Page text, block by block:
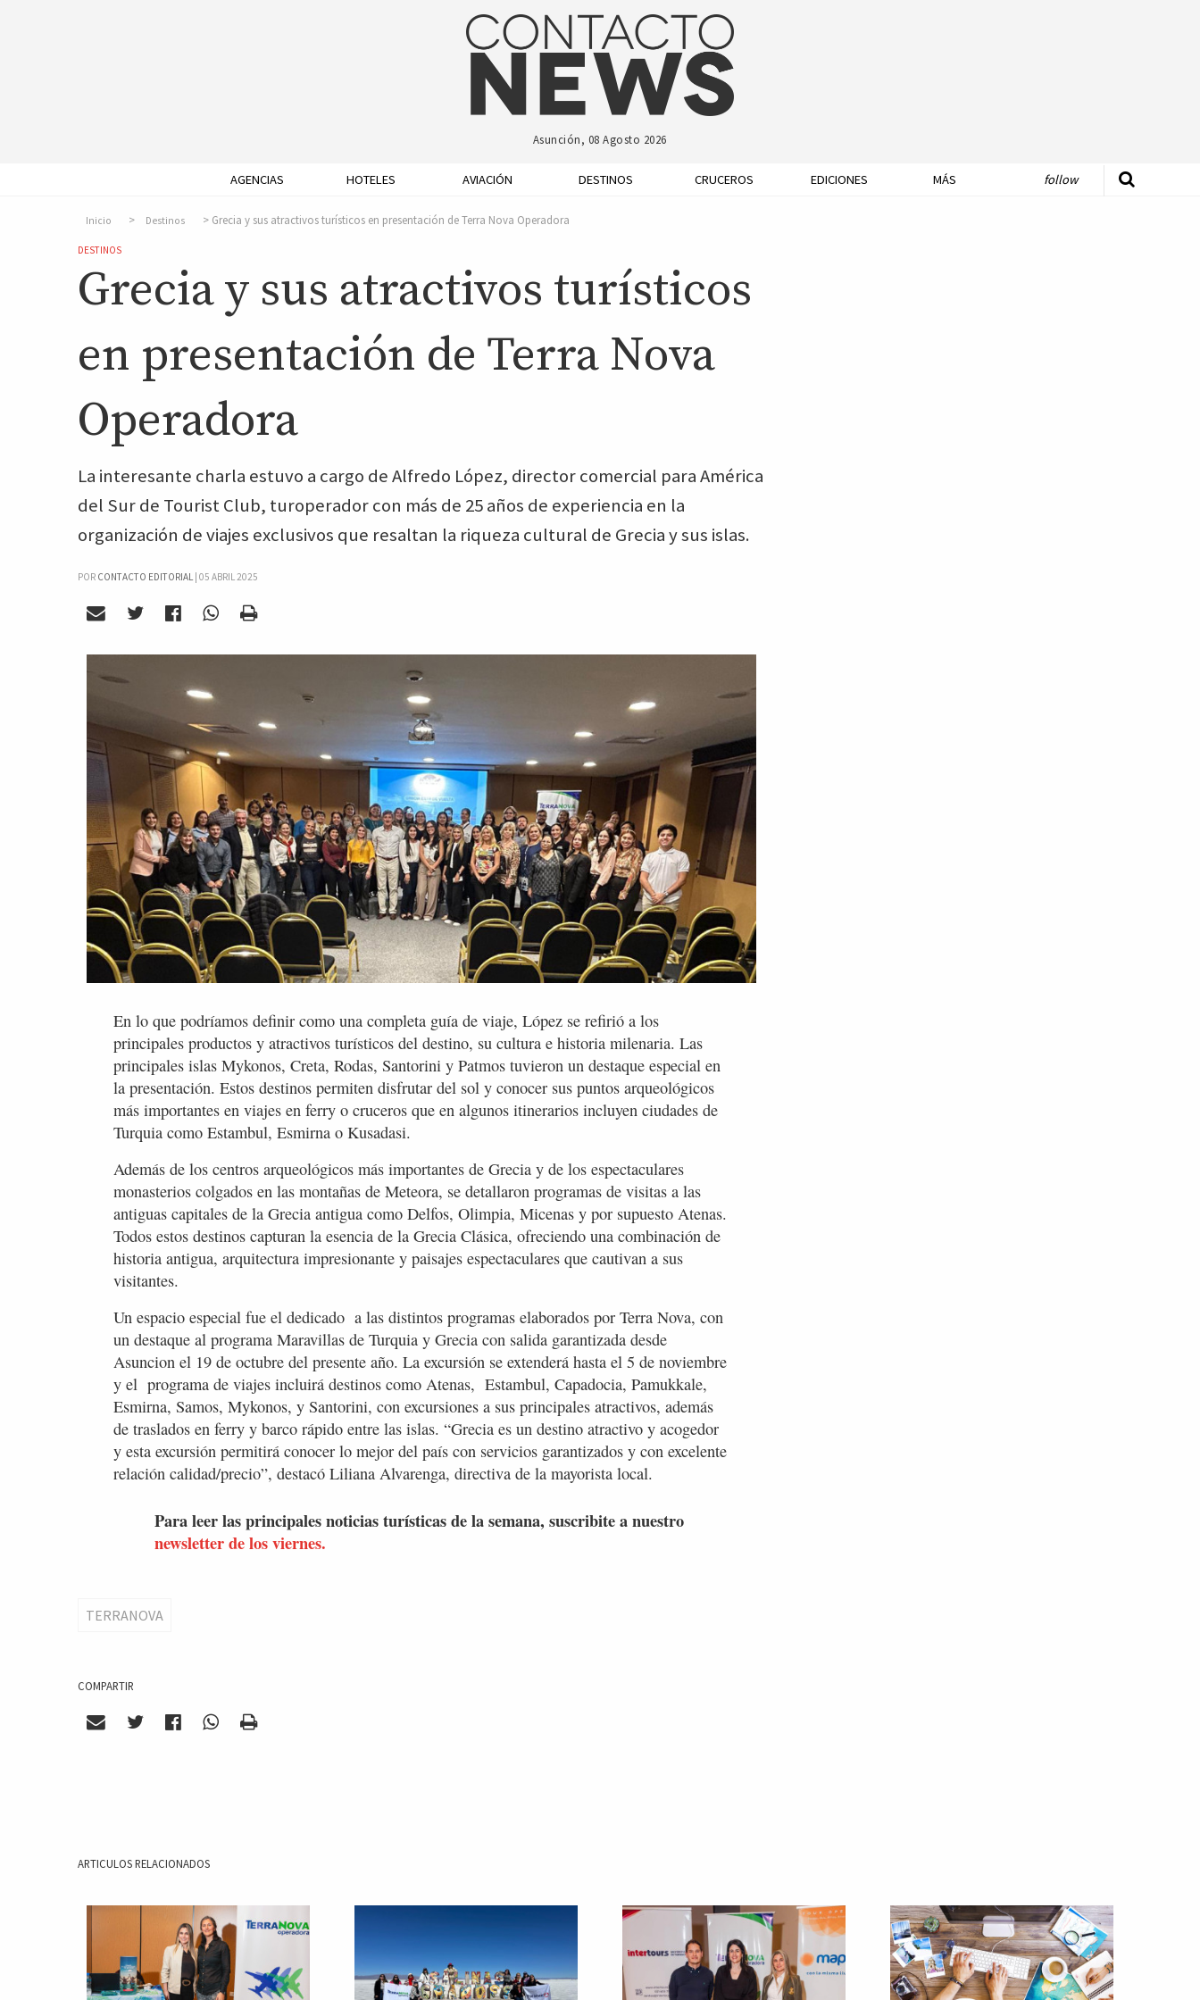
Asunción, 08 Agosto 2026
AGENCIAS HOTELES AVIACIÓN DESTINOS CRUCEROS EDICIONES MÁS follow
Inicio Destinos Grecia y sus atractivos turísticos en presentación de Terra Nova Operadora
DESTINOS
Grecia y sus atractivos turísticos
en presentación de Terra Nova
Operadora
La interesante charla estuvo a cargo de Alfredo López, director comercial para América
del Sur de Tourist Club, turoperador con más de 25 años de experiencia en la
organización de viajes exclusivos que resaltan la riqueza cultural de Grecia y sus islas.
POR CONTACTO EDITORIAL | 05 ABRIL 2025
En lo que podríamos definir como una completa guía de viaje, López se refirió a los
principales productos y atractivos turísticos del destino, su cultura e historia milenaria. Las
principales islas Mykonos, Creta, Rodas, Santorini y Patmos tuvieron un destaque especial en
la presentación. Estos destinos permiten disfrutar del sol y conocer sus puntos arqueológicos
más importantes en viajes en ferry o cruceros que en algunos itinerarios incluyen ciudades de
Turquia como Estambul, Esmirna o Kusadasi.
Además de los centros arqueológicos más importantes de Grecia y de los espectaculares
monasterios colgados en las montañas de Meteora, se detallaron programas de visitas a las
antiguas capitales de la Grecia antigua como Delfos, Olimpia, Micenas y por supuesto Atenas.
Todos estos destinos capturan la esencia de la Grecia Clásica, ofreciendo una combinación de
historia antigua, arquitectura impresionante y paisajes espectaculares que cautivan a sus
visitantes.
Un espacio especial fue el dedicado a las distintos programas elaborados por Terra Nova, con
un destaque al programa Maravillas de Turquia y Grecia con salida garantizada desde
Asuncion el 19 de octubre del presente año. La excursión se extenderá hasta el 5 de noviembre
y el programa de viajes incluirá destinos como Atenas, Estambul, Capadocia, Pamukkale,
Esmirna, Samos, Mykonos, y Santorini, con excursiones a sus principales atractivos, además
de traslados en ferry y barco rápido entre las islas. “Grecia es un destino atractivo y acogedor
y esta excursión permitirá conocer lo mejor del país con servicios garantizados y con excelente
relación calidad/precio”, destacó Liliana Alvarenga, directiva de la mayorista local.
Para leer las principales noticias turísticas de la semana, suscribite a nuestro
newsletter de los viernes.
TERRANOVA
COMPARTIR
ARTICULOS RELACIONADOS